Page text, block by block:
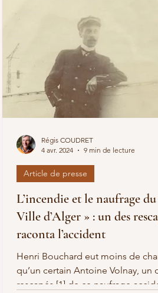
L’incendie et le naufrage
Ville d’Alger » : un des
raconta l’accident
Henri Bouchard eut moins de
qu’un certain Antoine Volnay, un
rescapés [1] de ce naufrage
Article de presse
Régis COUDRET
4 avr. 2024
9 min de lecture